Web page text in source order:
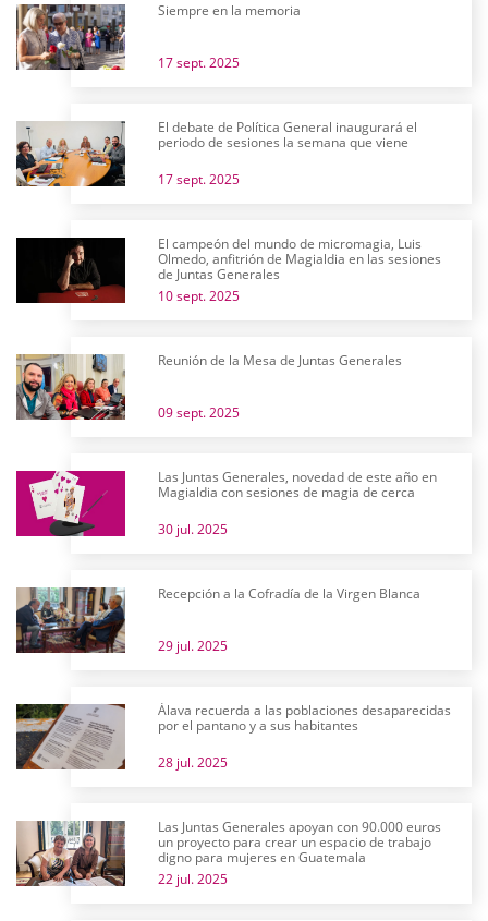
Siempre en la memoria
17 sept. 2025
El debate de Política General inaugurará el
periodo de sesiones la semana que viene
17 sept. 2025
El campeón del mundo de micromagia, Luis
Olmedo, anfitrión de Magialdia en las sesiones
de Juntas Generales
10 sept. 2025
Reunión de la Mesa de Juntas Generales
09 sept. 2025
Las Juntas Generales, novedad de este año en
Magialdia con sesiones de magia de cerca
30 jul. 2025
Recepción a la Cofradía de la Virgen Blanca
29 jul. 2025
Álava recuerda a las poblaciones desaparecidas
por el pantano y a sus habitantes
28 jul. 2025
Las Juntas Generales apoyan con 90.000 euros
un proyecto para crear un espacio de trabajo
digno para mujeres en Guatemala
22 jul. 2025